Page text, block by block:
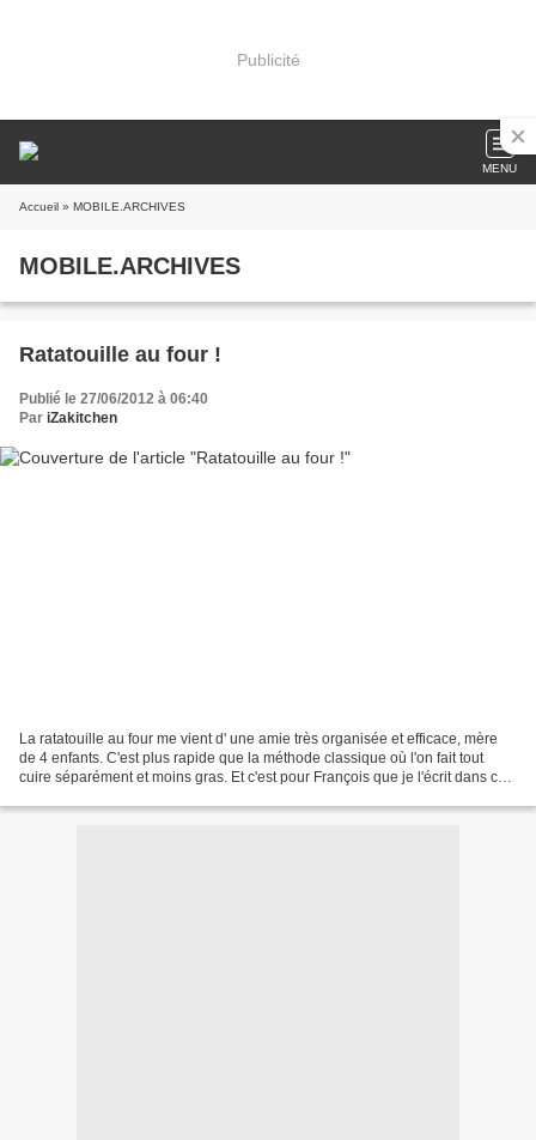
Publicité
MENU
Accueil » MOBILE.ARCHIVES
MOBILE.ARCHIVES
Ratatouille au four !
Publié le 27/06/2012 à 06:40
Par iZakitchen
La ratatouille au four me vient d' une amie très organisée et efficace, mère
de 4 enfants. C'est plus rapide que la méthode classique où l'on fait tout
cuire séparément et moins gras. Et c'est pour François que je l'écrit dans ce